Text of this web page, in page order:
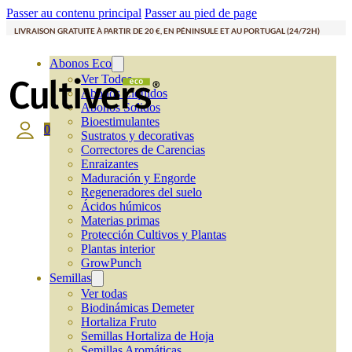
Passer au contenu principal Passer au pied de page
LIVRAISON GRATUITE À PARTIR DE 20 €, EN PÉNINSULE ET AU PORTUGAL (24/72H)
Abonos Eco
Ver Todos
Abonos Líquidos
Abonos Solidos
Bioestimulantes
Sustratos y decorativas
Correctores de Carencias
Enraizantes
Maduración y Engorde
Regeneradores del suelo
Ácidos húmicos
Materias primas
Protección Cultivos y Plantas
Plantas interior
GrowPunch
Semillas
Ver todas
Biodinámicas Demeter
Hortaliza Fruto
Semillas Hortaliza de Hoja
0